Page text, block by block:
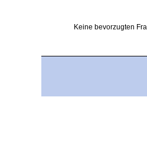
Keine bevorzugten